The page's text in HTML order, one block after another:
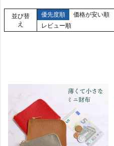
並び替
え
優先度順 価格が安い順
レビュー順